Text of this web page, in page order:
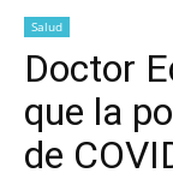
Salud
Doctor
que la
de